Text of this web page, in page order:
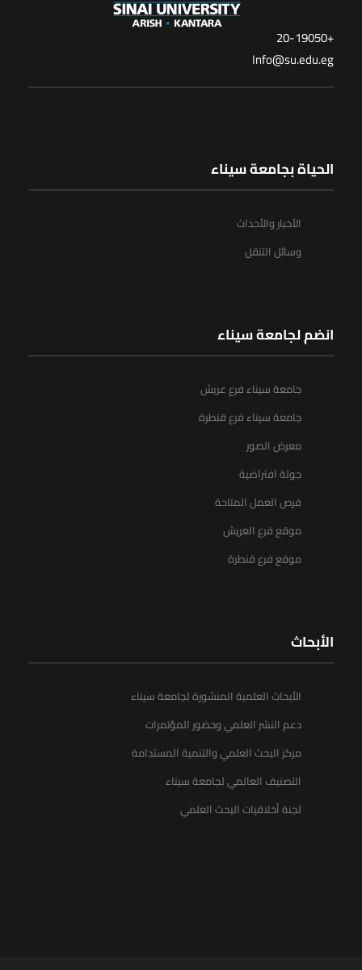
+20-19050
Info@su.edu.eg
الحياة بجامعة سيناء
الأخبار والأحداث
وسائل التنقل
انضم لجامعة سيناء
جامعة سيناء فرع عريش
جامعة سيناء فرع قنطرة
معرض الصور
جولة افتراضية
فرص العمل المتاحة
موقع فرع العريش
موقع فرع قنطرة
الأبحاث
الأبحاث العلمية المنشورة لجامعة سيناء
دعم النشر العلمي وحضور المؤتمرات
مركز البحث العلمي والتنمية المستدامة
التصنيف العالمي لجامعة سيناء
لجنة أخلاقيات البحث العلمي